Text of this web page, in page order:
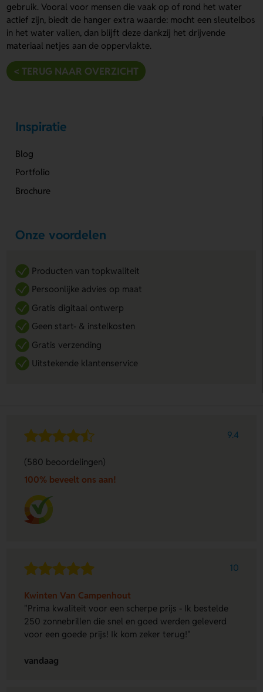
gebruik. Vooral voor mensen die vaak op of rond het water
actief zijn, biedt de hanger extra waarde: mocht een sleutelbos
in het water vallen, dan blijft deze dankzij het drijvende
materiaal netjes aan de oppervlakte.
< TERUG NAAR OVERZICHT
Inspiratie
Blog
Portfolio
Brochure
Onze voordelen
Producten van topkwaliteit
Persoonlijke advies op maat
Gratis digitaal ontwerp
Geen start- & instelkosten
Gratis verzending
Uitstekende klantenservice
9.4
(580 beoordelingen)
100% beveelt ons aan!
10
Kwinten Van Campenhout
"Prima kwaliteit voor een scherpe prijs - Ik bestelde
250 zonnebrillen die snel en goed werden geleverd
voor een goede prijs! Ik kom zeker terug!"
vandaag